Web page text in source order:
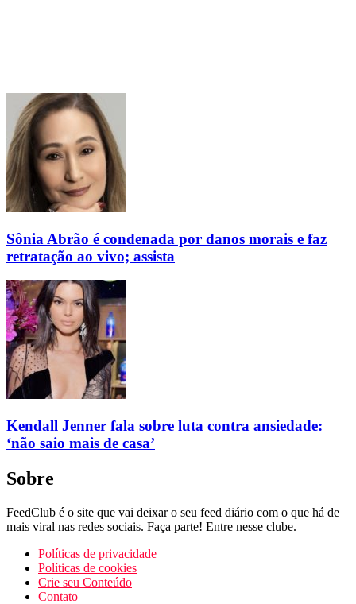
Sônia Abrão é condenada por danos morais e faz
retratação ao vivo; assista
Kendall Jenner fala sobre luta contra ansiedade:
‘não saio mais de casa’
Sobre
FeedClub é o site que vai deixar o seu feed diário com o que há de
mais viral nas redes sociais. Faça parte! Entre nesse clube.
Políticas de privacidade
Políticas de cookies
Crie seu Conteúdo
Contato